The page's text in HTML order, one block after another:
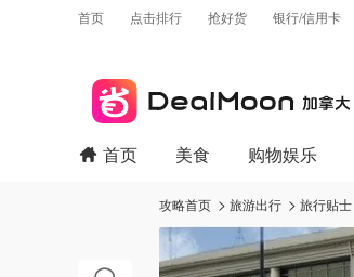
首页 点击排行 抢好货 银行/信用卡
首页 美食 购物娱乐
攻略首页 旅游出行 旅行贴士